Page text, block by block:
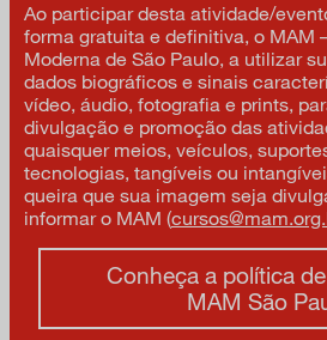
Ao participar desta atividade/
forma gratuita e definitiva, o MAM
Moderna de São Paulo, a utilizar
dados biográficos e sinais
vídeo, áudio, fotografia e prints,
divulgação e promoção das
quaisquer meios, veículos,
tecnologias, tangíveis ou
queira que sua imagem seja
informar o MAM (
Conheça a política
MAM São